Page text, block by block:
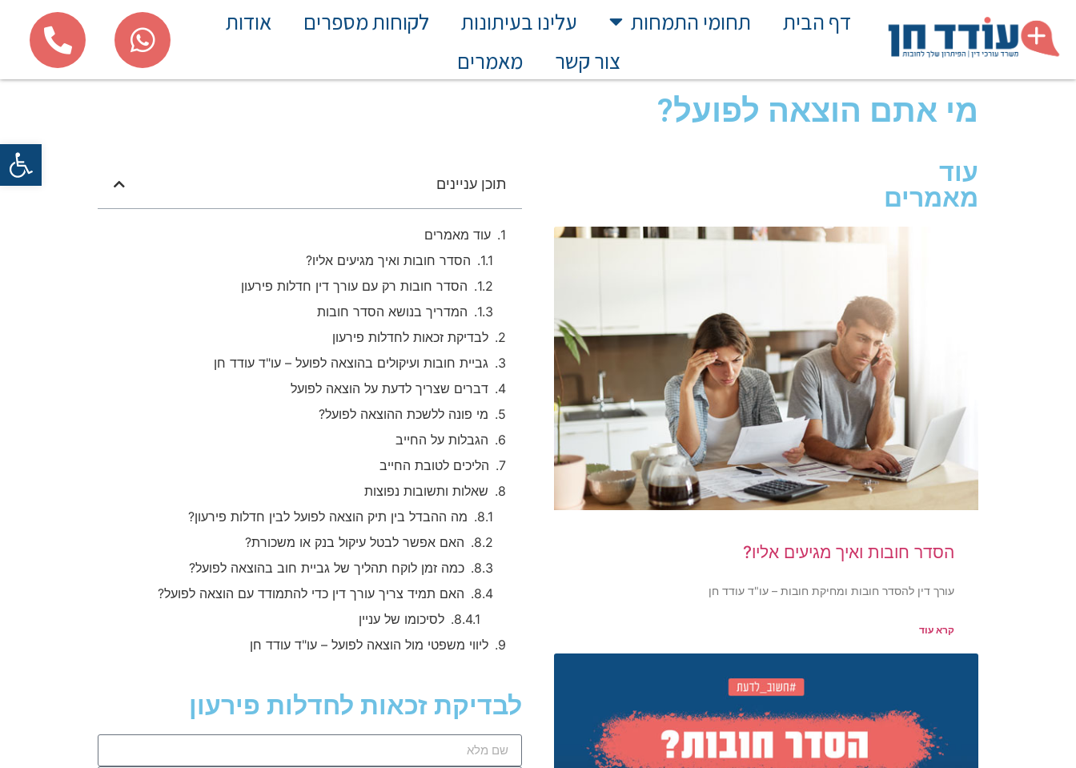
דף הבית תחומי התמחות עלינו בעיתונות לקוחות מספרים
אודות
צור קשר
מאמרים
מי אתם הוצאה לפועל?
עוד
מאמרים
הסדר חובות ואיך מגיעים אליו?
עורך דין להסדר חובות ומחיקת חובות – עו"ד עודד חן
קרא עוד
תוכן עניינים
עוד מאמרים
הסדר חובות ואיך מגיעים אליו?
הסדר חובות רק עם עורך דין חדלות פירעון
המדריך בנושא הסדר חובות
לבדיקת זכאות לחדלות פירעון
גביית חובות ועיקולים בהוצאה לפועל – עו"ד עודד חן
דברים שצריך לדעת על הוצאה לפועל
מי פונה ללשכת ההוצאה לפועל?
הגבלות על החייב
הליכים לטובת החייב
שאלות ותשובות נפוצות
מה ההבדל בין תיק הוצאה לפועל לבין חדלות פירעון?
האם אפשר לבטל עיקול בנק או משכורת?
כמה זמן לוקח תהליך של גביית חוב בהוצאה לפועל?
האם תמיד צריך עורך דין כדי להתמודד עם הוצאה לפועל?
לסיכומו של עניין
ליווי משפטי מול הוצאה לפועל – עו"ד עודד חן
לבדיקת זכאות לחדלות פירעון